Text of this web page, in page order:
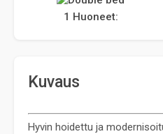
1 Huoneet:
Kuvaus
Hyvin hoidettu ja